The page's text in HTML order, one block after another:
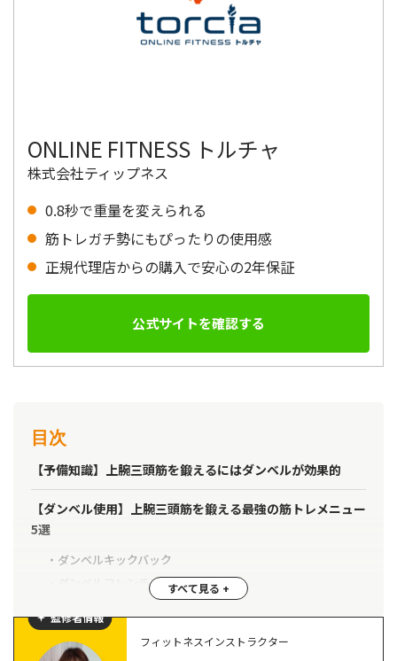
ONLINE FITNESS トルチャ
株式会社ティップネス
0.8秒で重量を変えられる
筋トレガチ勢にもぴったりの使用感
正規代理店からの購入で安心の2年保証
公式サイトを確認する
目次
【予備知識】上腕三頭筋を鍛えるにはダンベルが効果的
【ダンベル使用】上腕三頭筋を鍛える最強の筋トレメニュー
5選
ダンベルキックバック
ダンベルフレンチプレス
ライイングフレンチプレス
ダンベルトライセプスプレス
クローズグリップダンベルベンチプレス
監修者情報
フィットネスインストラクター